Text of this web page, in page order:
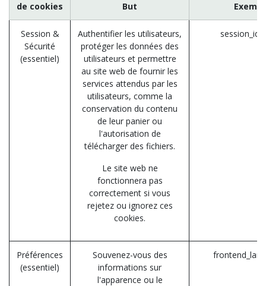
de cookies
But
Session &
Sécurité
(essentiel)
Authentifier les utilisateurs,
protéger les données des
utilisateurs et permettre
au site web de fournir les
services attendus par les
utilisateurs, comme la
conservation du contenu
de leur panier ou
l'autorisation de
télécharger des fichiers.
Le site web ne
fonctionnera pas
correctement si vous
rejetez ou ignorez ces
cookies.
session_id
Préférences
(essentiel)
Souvenez-vous des
informations sur
l'apparence ou le